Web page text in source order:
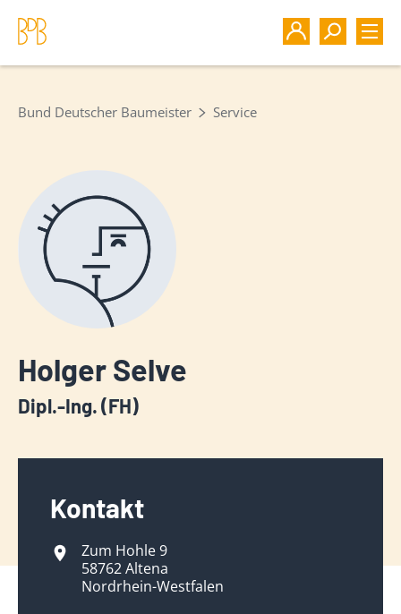
Bund Deutscher Baumeister Service
Holger Selve
Dipl.-Ing. (FH)
Kontakt
Zum Hohle 9
58762 Altena
Nordrhein-Westfalen